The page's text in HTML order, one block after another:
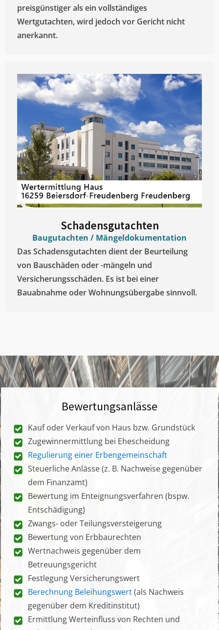
preisgünstiger als ein vollständiges
Wertgutachten, wird jedoch vor Gericht nicht
anerkannt.
Schadensgutachten
Baugutachten / Mängeldokumentation
Das Schadensgutachten dient der Beurteilung
von Bauschäden oder -mängeln und
Versicherungsschäden. Es ist bei einer
Bauabnahme oder Wohnungsübergabe sinnvoll.
Bewertungsanlässe
Kauf oder Verkauf von Haus bzw. Grundstück
Zugewinnermittlung bei Ehescheidung
Regulierung einer Erbengemeinschaft
Steuerliche Anlässe (z. B. Nachweise gegenüber
dem Finanzamt)
Bewertung im Enteignungsverfahren (bspw.
Entschädigung)
Zwangs- oder Teilungsversteigerung
Bewertung von Erbbaurechten
Wertnachweis gegenüber dem
Betreuungsgericht
Festlegung Versicherungswert
Berechnung Beleihungswert(als Nachweis
gegenüber dem Kreditinstitut)
Ermittlung Werteinfluss von Rechten und